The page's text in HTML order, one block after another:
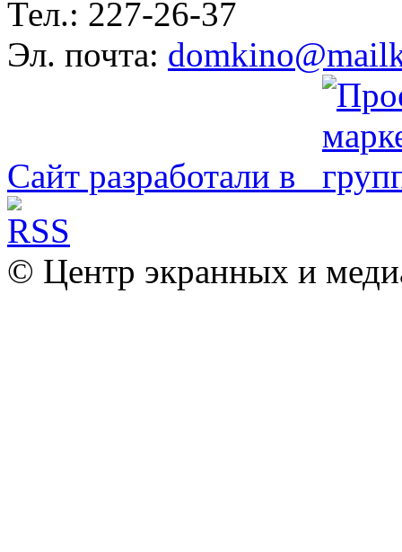
Тел.: 227-26-37
Эл. почта:
Сайт разработали в
© Центр экранных и